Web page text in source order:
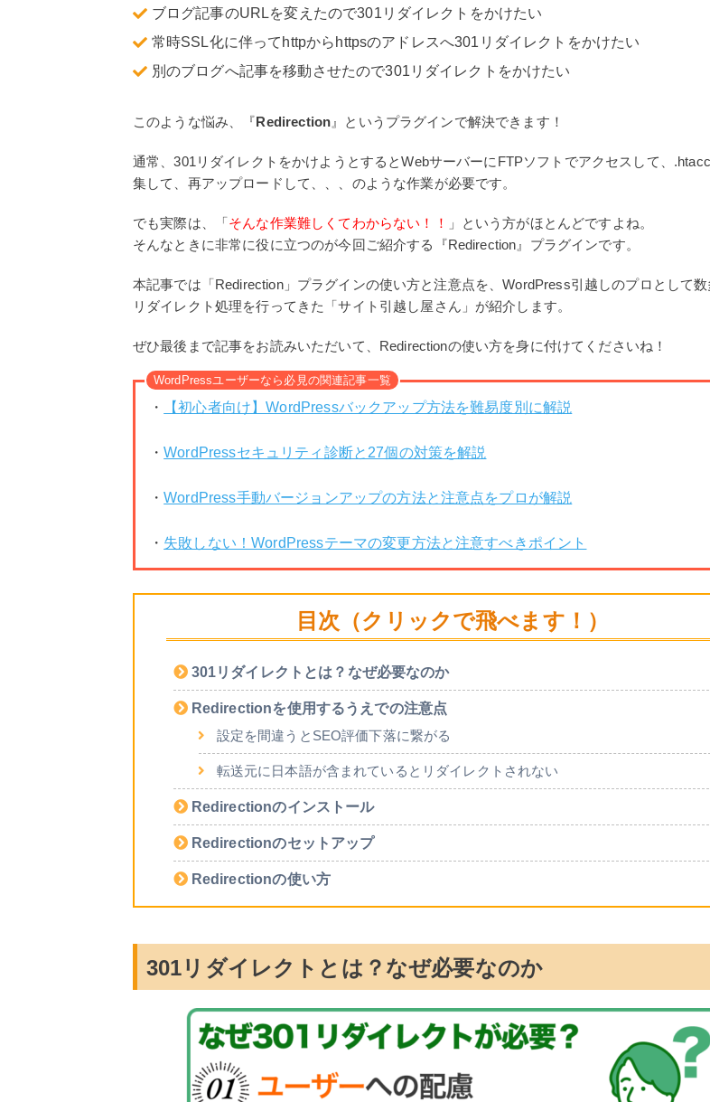
ブログ記事のURLを変えたので301リダイレクトをかけたい
常時SSL化に伴ってhttpからhttpsのアドレスへ301リダイレクトをかけたい
別のブログへ記事を移動させたので301リダイレクトをかけたい
このような悩み、『Redirection 』というプラグインで解決できます！
通常、301リダイレクトをかけようとするとWebサーバーにFTPソフトでアクセスして、
集して、再アップロードして、、、のような作業が必要です。
でも実際は、「そんな作業難しくてわからない！！
」という方がほとんどですよね。
そんなときに非常に役に立つのが今回ご紹介する『Redirection』プラグインです。
本記事では「Redirection」プラグインの使い方と注意点を、WordPress引越しのプロとして数
リダイレクト処理を行ってきた「サイト引越し屋さん」が紹介します。
ぜひ最後まで記事をお読みいただいて、Redirectionの使い方を身に付けてくださいね！
WordPressユーザーなら必見の関連記事一覧
・ 【初心者向け】WordPressバックアップ方法を難易度別に解説
・WordPressセキュリティ診断と27個の対策を解説
・WordPress手動バージョンアップの方法と注意点をプロが解説
・ 失敗しない！WordPressテーマの変更方法と注意すべきポイント
目次（クリックで飛べます！）
301リダイレクトとは？なぜ必要なのか
Redirectionを使用するうえでの注意点
設定を間違うとSEO評価下落に繋がる
転送元に日本語が含まれているとリダイレクトされない
Redirectionのインストール
Redirectionのセットアップ
Redirectionの使い方
301リダイレクトとは？なぜ必要なのか